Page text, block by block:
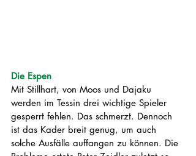
Die Espen
Mit Stillhart, von Moos und Dajaku
werden im Tessin drei wichtige Spieler
gesperrt fehlen. Das schmerzt. Dennoch
ist das Kader breit genug, um auch
solche Ausfälle auffangen zu können. Die